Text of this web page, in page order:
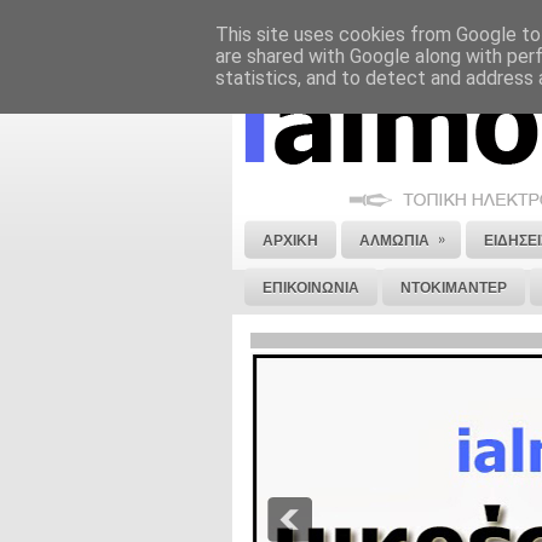
ΝΟΜΙΚΗ ΣΗΜΕΙΩΣΗ ΔΙΑΦΗΜΙΣΗ
ΑΡΧΙΚΗ ΑΛΜΩΠΙΑ »
ΕΠΙΚΟΙΝΩΝΙΑ ΝΤΟΚΙΜΑΝΤΕΡ
This site uses cookies from Google
are shared with Google along with
statistics, and to detect and address